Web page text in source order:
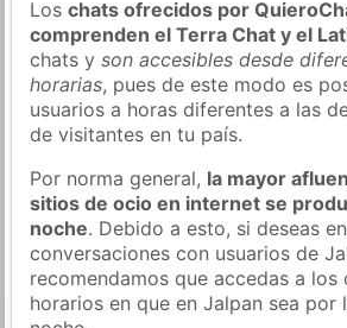
Loschats ofrecidos por
comprenden el Terra Chat y el
chats yson accesibles desde
horarias, pues de este modo es
usuarios a horas diferentes a las
de visitantes en tu país.
Por norma general, la mayor
sitios de ocio en internet se
noche. Debido a esto, si deseas
conversaciones con usuarios de
recomendamos que accedas a los
horarios en que en Jalpan sea por